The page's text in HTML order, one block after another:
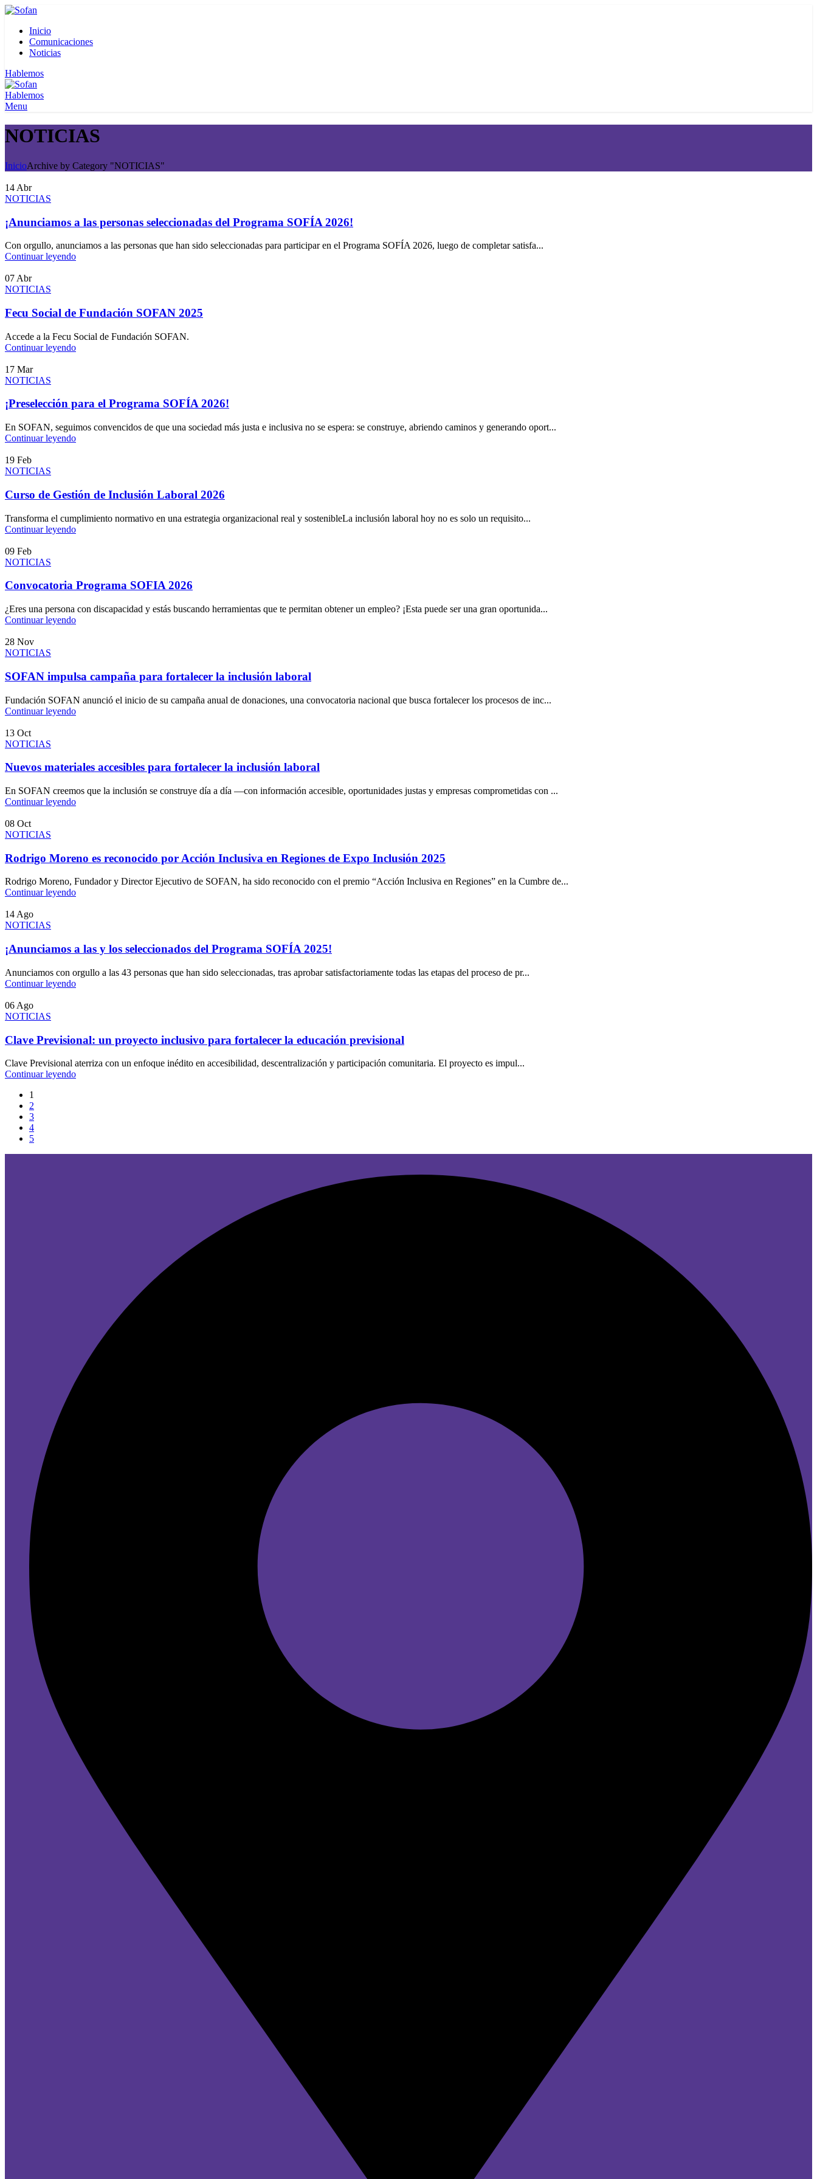
Inicio
Comunicaciones
Noticias
Hablemos
Hablemos
Menu
NOTICIAS
InicioArchive by Category "NOTICIAS"
14 Abr
NOTICIAS
¡Anunciamos a las personas seleccionadas del Programa SOFÍA 2026!
Con orgullo, anunciamos a las personas que han sido seleccionadas para participar en el Programa SOFÍA 2026, luego de completar satisfa...
Continuar leyendo
07 Abr
NOTICIAS
Fecu Social de Fundación SOFAN 2025
Accede a la Fecu Social de Fundación SOFAN.
Continuar leyendo
17 Mar
NOTICIAS
¡Preselección para el Programa SOFÍA 2026!
En SOFAN, seguimos convencidos de que una sociedad más justa e inclusiva no se espera: se construye, abriendo caminos y generando oport...
Continuar leyendo
19 Feb
NOTICIAS
Curso de Gestión de Inclusión Laboral 2026​
Transforma el cumplimiento normativo en una estrategia organizacional real y sostenibleLa inclusión laboral hoy no es solo un requisito...
Continuar leyendo
09 Feb
NOTICIAS
Convocatoria Programa SOFIA 2026
¿Eres una persona con discapacidad y estás buscando herramientas que te permitan obtener un empleo? ¡Esta puede ser una gran oportunida...
Continuar leyendo
28 Nov
NOTICIAS
SOFAN impulsa campaña para fortalecer la inclusión laboral
Fundación SOFAN anunció el inicio de su campaña anual de donaciones, una convocatoria nacional que busca fortalecer los procesos de inc...
Continuar leyendo
13 Oct
NOTICIAS
Nuevos materiales accesibles para fortalecer la inclusión laboral
En SOFAN creemos que la inclusión se construye día a día —con información accesible, oportunidades justas y empresas comprometidas con ...
Continuar leyendo
08 Oct
NOTICIAS
Rodrigo Moreno es reconocido por Acción Inclusiva en Regiones de Expo Inclusión 2025
Rodrigo Moreno, Fundador y Director Ejecutivo de SOFAN, ha sido reconocido con el premio “Acción Inclusiva en Regiones” en la Cumbre de...
Continuar leyendo
14 Ago
NOTICIAS
¡Anunciamos a las y los seleccionados del Programa SOFÍA 2025!
Anunciamos con orgullo a las 43 personas que han sido seleccionadas, tras aprobar satisfactoriamente todas las etapas del proceso de pr...
Continuar leyendo
06 Ago
NOTICIAS
Clave Previsional: un proyecto inclusivo para fortalecer la educación previsional
Clave Previsional aterriza con un enfoque inédito en accesibilidad, descentralización y participación comunitaria. El proyecto es impul...
Continuar leyendo
1
2
3
4
5